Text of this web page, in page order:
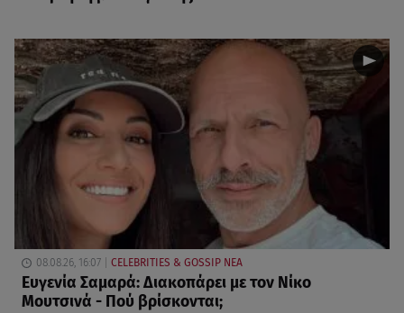
08.08.26, 16:07 CELEBRITIES & GOSSIP ΝΕΑ
Ευγενία Σαμαρά: Διακοπάρει με τον Νίκο
Μουτσινά - Πού βρίσκονται;